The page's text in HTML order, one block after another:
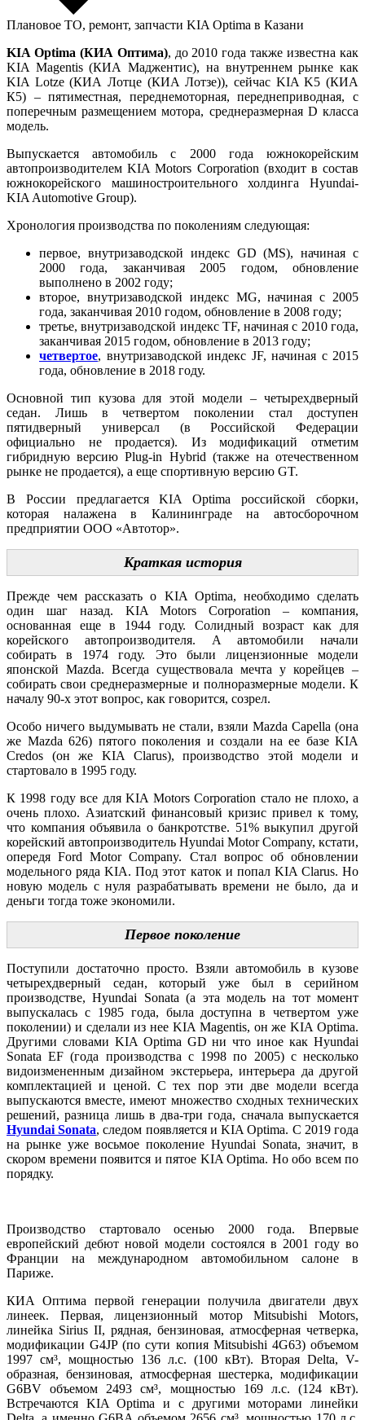
Плановое ТО, ремонт, запчасти KIA Optima в Казани
KIA Optima (КИА Оптима), до 2010 года также известна как
KIA Magentis (КИА Маджентис), на внутреннем рынке как
KIA Lotze (КИА Лотце (КИА Лотзе)), сейчас KIA K5 (КИА
К5) – пятиместная, переднемоторная, переднеприводная, с
поперечным размещением мотора, среднеразмерная D класса
модель.
Выпускается автомобиль с 2000 года южнокорейским
автопроизводителем KIA Motors Corporation (входит в состав
южнокорейского машиностроительного холдинга Hyundai-
KIA Automotive Group).
Хронология производства по поколениям следующая:
первое, внутризаводской индекс GD (MS), начиная с
2000 года, заканчивая 2005 годом, обновление
выполнено в 2002 году;
второе, внутризаводской индекс MG, начиная с 2005
года, заканчивая 2010 годом, обновление в 2008 году;
третье, внутризаводской индекс TF, начиная с 2010 года,
заканчивая 2015 годом, обновление в 2013 году;
четвертое, внутризаводской индекс JF, начиная с 2015
года, обновление в 2018 году.
Основной тип кузова для этой модели – четырехдверный
седан. Лишь в четвертом поколении стал доступен
пятидверный универсал (в Российской Федерации
официально не продается). Из модификаций отметим
гибридную версию Plug-in Hybrid (также на отечественном
рынке не продается), а еще спортивную версию GT.
В России предлагается KIA Optima российской сборки,
которая налажена в Калининграде на автосборочном
предприятии ООО «Автотор».
Краткая история
Прежде чем рассказать о KIA Optima, необходимо сделать
один шаг назад. KIA Motors Corporation – компания,
основанная еще в 1944 году. Солидный возраст как для
корейского автопроизводителя. А автомобили начали
собирать в 1974 году. Это были лицензионные модели
японской Mazda. Всегда существовала мечта у корейцев –
собирать свои среднеразмерные и полноразмерные модели. К
началу 90-х этот вопрос, как говорится, созрел.
Особо ничего выдумывать не стали, взяли Mazda Capella (она
же Mazda 626) пятого поколения и создали на ее базе KIA
Credos (он же KIA Clarus), производство этой модели и
стартовало в 1995 году.
К 1998 году все для KIA Motors Corporation стало не плохо, а
очень плохо. Азиатский финансовый кризис привел к тому,
что компания объявила о банкротстве. 51% выкупил другой
корейский автопроизводитель Hyundai Motor Company, кстати,
опередя Ford Motor Company. Стал вопрос об обновлении
модельного ряда KIA. Под этот каток и попал KIA Clarus. Но
новую модель с нуля разрабатывать времени не было, да и
деньги тогда тоже экономили.
Первое поколение
Поступили достаточно просто. Взяли автомобиль в кузове
четырехдверный седан, который уже был в серийном
производстве, Hyundai Sonata (а эта модель на тот момент
выпускалась с 1985 года, была доступна в четвертом уже
поколении) и сделали из нее KIA Magentis, он же KIA Optima.
Другими словами KIA Optima GD ни что иное как Hyundai
Sonata EF (года производства с 1998 по 2005) с несколько
видоизмененным дизайном экстерьера, интерьера да другой
комплектацией и ценой. С тех пор эти две модели всегда
выпускаются вместе, имеют множество сходных технических
решений, разница лишь в два-три года, сначала выпускается
Hyundai Sonata, следом появляется и KIA Optima. С 2019 года
на рынке уже восьмое поколение Hyundai Sonata, значит, в
скором времени появится и пятое KIA Optima. Но обо всем по
порядку.
Производство стартовало осенью 2000 года. Впервые
европейский дебют новой модели состоялся в 2001 году во
Франции на международном автомобильном салоне в
Париже.
КИА Оптима первой генерации получила двигатели двух
линеек. Первая, лицензионный мотор Mitsubishi Motors,
линейка Sirius II, рядная, бензиновая, атмосферная четверка,
модификации G4JP (по сути копия Mitsubishi 4G63) объемом
1997 см³, мощностью 136 л.с. (100 кВт). Вторая Delta, V-
образная, бензиновая, атмосферная шестерка, модификации
G6BV объемом 2493 см³, мощностью 169 л.с. (124 кВт).
Встречаются KIA Optima и с другими моторами линейки